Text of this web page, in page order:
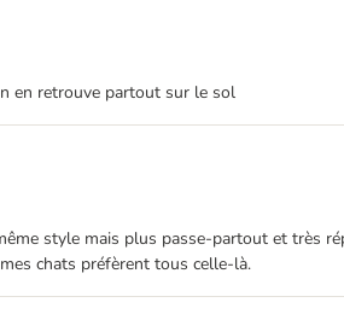
en retrouve partout sur le sol
style mais plus passe-partout et très
chats préfèrent tous celle-là.